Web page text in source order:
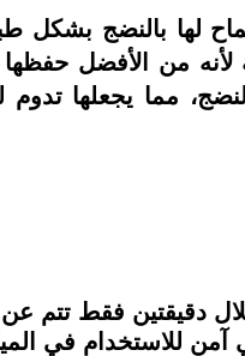
لها بالنضج
لأنه من الأفضل
مما يجعلها تدوم
دقيقتين فقط تتم
للاستخدام في